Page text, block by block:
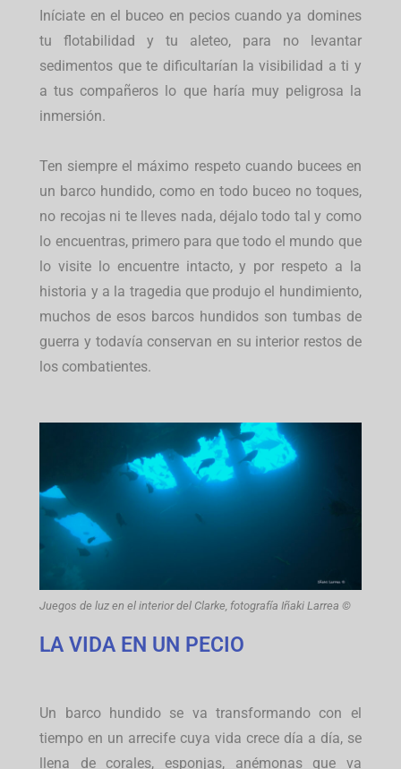
Iníciate en el buceo en pecios cuando ya domines
tu flotabilidad y tu aleteo, para no levantar
sedimentos que te dificultarían la visibilidad a ti y
a tus compañeros lo que haría muy peligrosa la
inmersión.
Ten siempre el máximo respeto cuando bucees en
un barco hundido, como en todo buceo no toques,
no recojas ni te lleves nada, déjalo todo tal y como
lo encuentras, primero para que todo el mundo que
lo visite lo encuentre intacto, y por respeto a la
historia y a la tragedia que produjo el hundimiento,
muchos de esos barcos hundidos son tumbas de
guerra y todavía conservan en su interior restos de
los combatientes.
Juegos de luz en el interior del Clarke, fotografía Iñaki Larrea ©
LA VIDA EN UN PECIO
Un barco hundido se va transformando con el
tiempo en un arrecife cuya vida crece día a día, se
llena de corales, esponjas, anémonas que va